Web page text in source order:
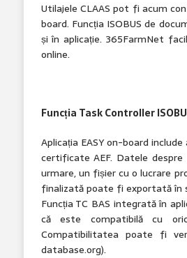
Utilajele CLAAS pot fi acum
board. Funcția ISOBUS de
și în aplicație. 365FarmNet
online.
Funcția Task Controller
Aplicația EASY on-board
certificate AEF. Datele
urmare, un fișier cu o lucrare
finalizată poate fi exportată în
Funcția TC BAS integrată în
că este compatibilă cu
Compatibilitatea poate fi
database.org).